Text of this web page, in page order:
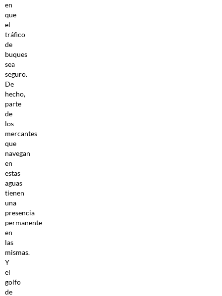
en
que
el
tráfico
de
buques
sea
seguro.
De
hecho,
parte
de
los
mercantes
que
navegan
en
estas
aguas
tienen
una
presencia
permanente
en
las
mismas.
Y
el
golfo
de